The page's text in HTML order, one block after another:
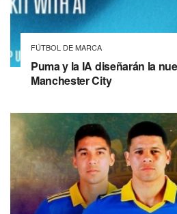
FÚTBOL DE MARCA
Puma y la IA diseñarán la
Manchester City